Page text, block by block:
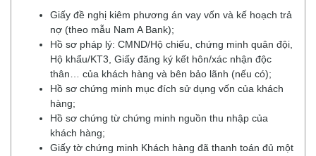
Giấy đề nghị kiêm phương án vay vốn và kế hoạch trả
nợ (theo mẫu Nam A Bank);
Hồ sơ pháp lý: CMND/Hộ chiếu, chứng minh quân đội,
Hộ khẩu/KT3, Giấy đăng ký kết hôn/xác nhận độc
thân… của khách hàng và bên bảo lãnh (nếu có);
Hồ sơ chứng minh mục đích sử dụng vốn của khách
hàng;
Hồ sơ chứng từ chứng minh nguồn thu nhập của
khách hàng;
Giấy tờ chứng minh Khách hàng đã thanh toán đủ một